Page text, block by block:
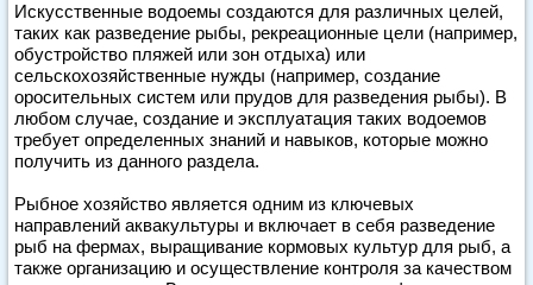
Искусственные водоемы создаются для различных целей,
таких как разведение рыбы, рекреационные цели (например,
обустройство пляжей или зон отдыха) или
сельскохозяйственные нужды (например, создание
оросительных систем или прудов для разведения рыбы). В
любом случае, создание и эксплуатация таких водоемов
требует определенных знаний и навыков, которые можно
получить из данного раздела.
Рыбное хозяйство является одним из ключевых
направлений аквакультуры и включает в себя разведение
рыб на фермах, выращивание кормовых культур для рыб, а
также организацию и осуществление контроля за качеством